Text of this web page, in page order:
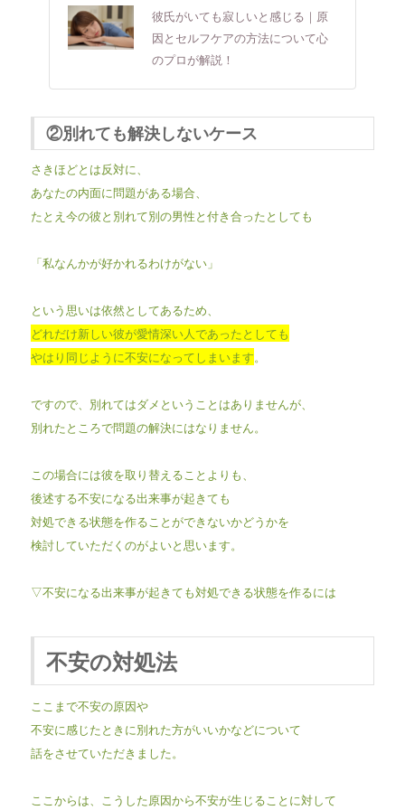
彼氏がいても寂しいと感じる｜原
因とセルフケアの方法について心
のプロが解説！
②別れても解決しないケース
さきほどとは反対に、
あなたの内面に問題がある場合、
たとえ今の彼と別れて別の男性と付き合ったとしても
「私なんかが好かれるわけがない」
という思いは依然としてあるため、
どれだけ新しい彼が愛情深い人であったとしても
やはり同じように不安になってしまいます。
ですので、別れてはダメということはありませんが、
別れたところで問題の解決にはなりません。
この場合には彼を取り替えることよりも、
後述する不安になる出来事が起きても
対処できる状態を作ることができないかどうかを
検討していただくのがよいと思います。
▽不安になる出来事が起きても対処できる状態を作るには
不安の対処法
ここまで不安の原因や
不安に感じたときに別れた方がいいかなどについて
話をさせていただきました。
ここからは、こうした原因から不安が生じることに対して